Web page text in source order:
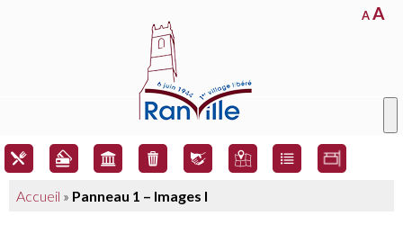
AA
Accueil » Panneau 1 – Images I